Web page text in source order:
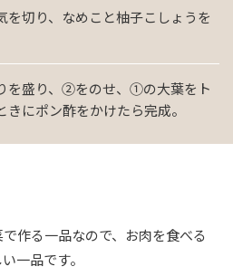
を切り、なめこと柚子こしょうを
を盛り、②をのせ、①の大葉をト
にポン酢をかけたら完成。
作る一品なので、お肉を食べる
一品です。